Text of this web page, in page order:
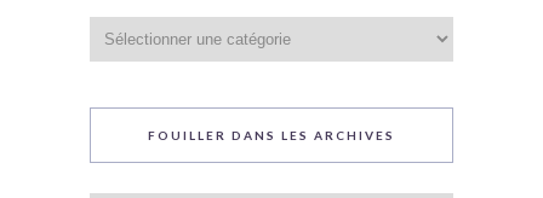
du
blog
FOUILLER DANS LES ARCHIVES